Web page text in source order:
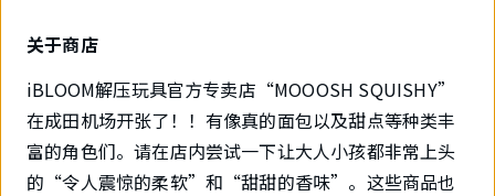
关于商店
iBLOOM解压玩具官方专卖店“MOOOSH SQUISHY”
在成田机场开张了！！有像真的面包以及甜点等种类丰
富的角色们。请在店内尝试一下让大人小孩都非常上头
的“令人震惊的柔软”和“甜甜的香味”。这些商品也